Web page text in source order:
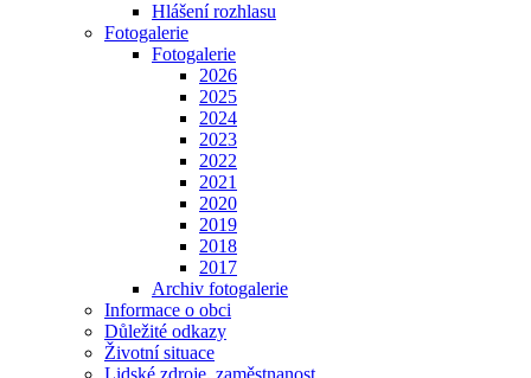
Hlášení rozhlasu
Fotogalerie
Fotogalerie
2026
2025
2024
2023
2022
2021
2020
2019
2018
2017
Archiv fotogalerie
Informace o obci
Důležité odkazy
Životní situace
Lidské zdroje, zaměstnanost